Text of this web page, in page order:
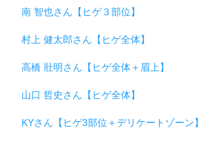
南 智也さん【ヒゲ３部位】
村上 健太郎さん【ヒゲ全体】
高橋 壯明さん【ヒゲ全体＋眉上】
山口 哲史さん【ヒゲ全体】
KYさん【ヒゲ3部位＋デリケートゾーン】